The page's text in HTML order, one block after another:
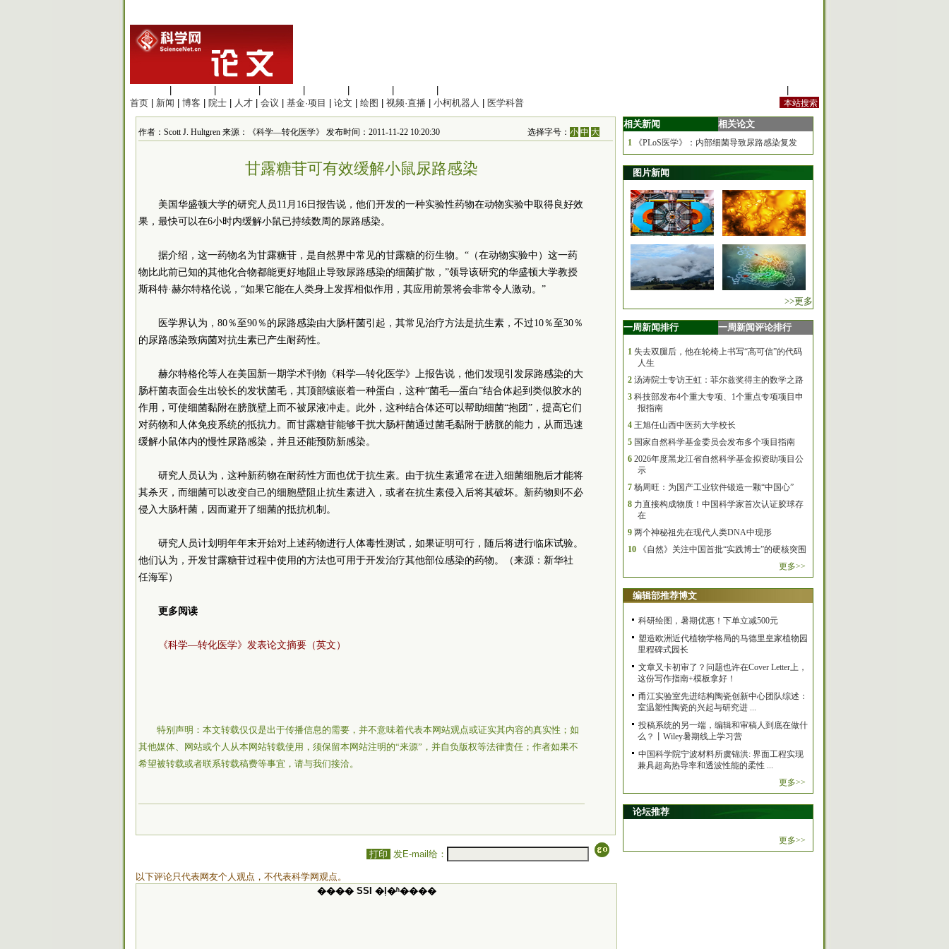
首页
新闻 博客 院士 人才 会议 基金·项目 论文 绘图 视频·直播 小柯机器人 医学科普
作者：Scott J. Hultgren 来源：《科学—转化医学》 发布时间：2011-11-22 10:20:30 选择字号：小 中 大
甘露糖苷可有效缓解小鼠尿路感染
美国华盛顿大学的研究人员11月16日报告说，他们开发的一种实验性药物在动物实验中取得良好效
果，最快可以在6小时内缓解小鼠已持续数周的尿路感染。
据介绍，这一药物名为甘露糖苷，是自然界中常见的甘露糖的衍生物。“（在动物实验中）这一药
物比此前已知的其他化合物都能更好地阻止导致尿路感染的细菌扩散，”领导该研究的华盛顿大学教授
斯科特·赫尔特格伦说，“如果它能在人类身上发挥相似作用，其应用前景将会非常令人激动。”
医学界认为，80％至90％的尿路感染由大肠杆菌引起，其常见治疗方法是抗生素，不过10％至30％
的尿路感染致病菌对抗生素已产生耐药性。
赫尔特格伦等人在美国新一期学术刊物《科学—转化医学》上报告说，他们发现引发尿路感染的大
肠杆菌表面会生出较长的发状菌毛，其顶部镶嵌着一种蛋白，这种“菌毛—蛋白”结合体起到类似胶水的
作用，可使细菌黏附在膀胱壁上而不被尿液冲走。此外，这种结合体还可以帮助细菌“抱团”，提高它们
对药物和人体免疫系统的抵抗力。而甘露糖苷能够干扰大肠杆菌通过菌毛黏附于膀胱的能力，从而迅速
缓解小鼠体内的慢性尿路感染，并且还能预防新感染。
研究人员认为，这种新药物在耐药性方面也优于抗生素。由于抗生素通常在进入细菌细胞后才能将
其杀灭，而细菌可以改变自己的细胞壁阻止抗生素进入，或者在抗生素侵入后将其破坏。新药物则不必
侵入大肠杆菌，因而避开了细菌的抵抗机制。
研究人员计划明年年末开始对上述药物进行人体毒性测试，如果证明可行，随后将进行临床试验。
他们认为，开发甘露糖苷过程中使用的方法也可用于开发治疗其他部位感染的药物。（来源：新华社
任海军）
更多阅读
《科学—转化医学》发表论文摘要（英文）
特别声明：本文转载仅仅是出于传播信息的需要，并不意味着代表本网站观点或证实其内容的真实性；如
其他媒体、网站或个人从本网站转载使用，须保留本网站注明的“来源”，并自负版权等法律责任；作者如果不
希望被转载或者联系转载稿费等事宜，请与我们接洽。
打印 发E-mail给：
以下评论只代表网友个人观点，不代表科学网观点。
���� SSI �ļ�ʱ����
相关新闻 相关论文
1 《PLoS医学》：内部细菌导致尿路感染复发
图片新闻
>>更多
一周新闻排行 一周新闻评论排行
1 失去双腿后，他在轮椅上书写“高可信”的代码
人生
2 汤涛院士专访王虹：菲尔兹奖得主的数学之路
3 科技部发布4个重大专项、1个重点专项项目申
报指南
4 王旭任山西中医药大学校长
5 国家自然科学基金委员会发布多个项目指南
6 2026年度黑龙江省自然科学基金拟资助项目公
示
7 杨周旺：为国产工业软件锻造一颗“中国心”
8 力直接构成物质！中国科学家首次认证胶球存
在
9 两个神秘祖先在现代人类DNA中现形
10
《自然》关注中国首批“实践博士”的硬核突围
更多>>
编辑部推荐博文
科研绘图，暑期优惠！下单立减500元
塑造欧洲近代植物学格局的马德里皇家植物园
里程碑式园长
文章又卡初审了？问题也许在Cover Letter上，
这份写作指南+模板拿好！
甬江实验室先进结构陶瓷创新中心团队综述：
室温塑性陶瓷的兴起与研究进 ...
投稿系统的另一端，编辑和审稿人到底在做什
么？丨Wiley暑期线上学习营
中国科学院宁波材料所虞锦洪: 界面工程实现
兼具超高热导率和透波性能的柔性 ...
更多>>
论坛推荐
更多>>